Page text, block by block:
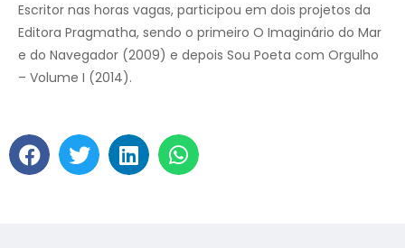
Escritor nas horas vagas, participou em dois projetos da
Editora Pragmatha, sendo o primeiro O Imaginário do Mar
e do Navegador (2009) e depois Sou Poeta com Orgulho
– Volume I (2014).